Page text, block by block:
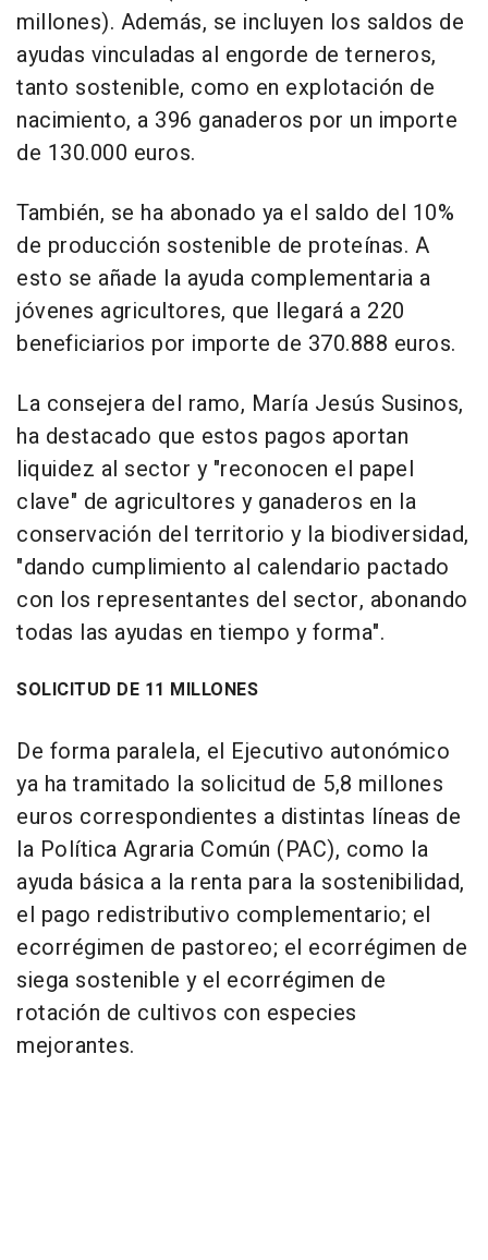
millones). Además, se incluyen los saldos de
ayudas vinculadas al engorde de terneros,
tanto sostenible, como en explotación de
nacimiento, a 396 ganaderos por un importe
de 130.000 euros.
También, se ha abonado ya el saldo del 10%
de producción sostenible de proteínas. A
esto se añade la ayuda complementaria a
jóvenes agricultores, que llegará a 220
beneficiarios por importe de 370.888 euros.
La consejera del ramo, María Jesús Susinos,
ha destacado que estos pagos aportan
liquidez al sector y "reconocen el papel
clave" de agricultores y ganaderos en la
conservación del territorio y la biodiversidad,
"dando cumplimiento al calendario pactado
con los representantes del sector, abonando
todas las ayudas en tiempo y forma".
SOLICITUD DE 11 MILLONES
De forma paralela, el Ejecutivo autonómico
ya ha tramitado la solicitud de 5,8 millones
euros correspondientes a distintas líneas de
la Política Agraria Común (PAC), como la
ayuda básica a la renta para la sostenibilidad,
el pago redistributivo complementario; el
ecorrégimen de pastoreo; el ecorrégimen de
siega sostenible y el ecorrégimen de
rotación de cultivos con especies
mejorantes.